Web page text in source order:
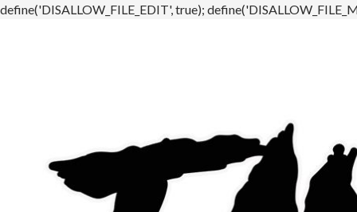
define('DISALLOW_FILE_EDIT', true);